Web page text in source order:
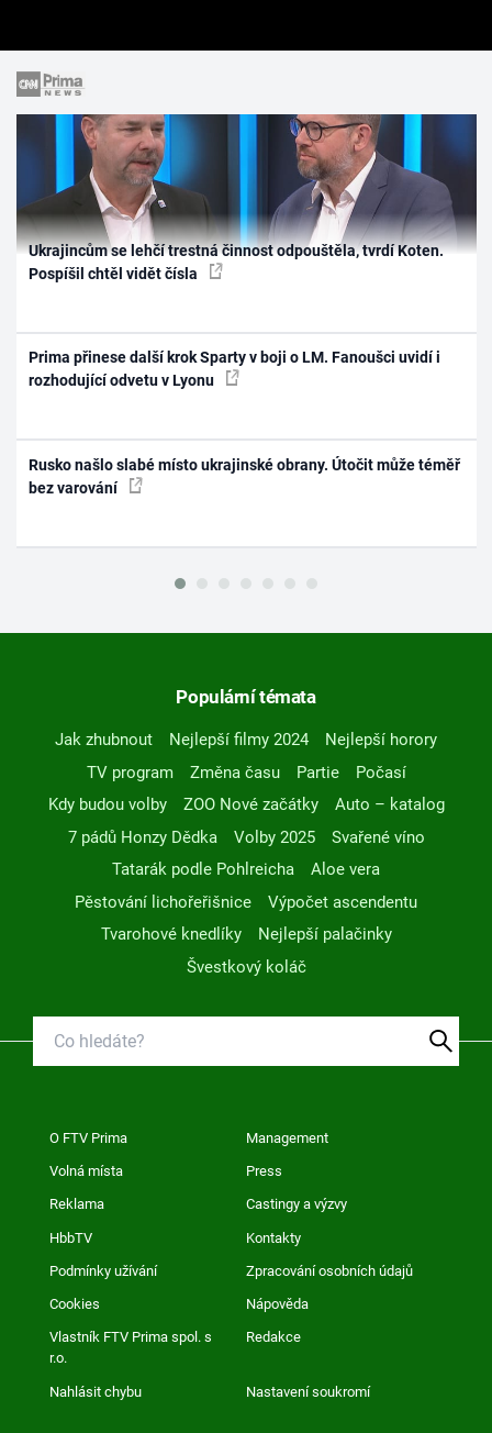
Ukrajincům se lehčí trestná činnost odpouštěla, tvrdí Koten.
Pospíšil chtěl vidět čísla
Prima přinese další krok Sparty v boji o LM. Fanoušci uvidí i
rozhodující odvetu v Lyonu
Rusko našlo slabé místo ukrajinské obrany. Útočit může téměř
bez varování
Populární témata
Jak zhubnout Nejlepší filmy 2024
Nejlepší horory
TV program
Změna času Partie
Počasí
Kdy budou volby
ZOO Nové začátky
Auto – katalog
7 pádů Honzy Dědka
Volby 2025
Svařené víno
Tatarák podle Pohlreicha
Aloe vera
Pěstování lichořeřišnice
Výpočet ascendentu
Tvarohové knedlíky
Nejlepší palačinky
Švestkový koláč
O FTV Prima Management
Volná místa Press
Reklama Castingy a výzvy
HbbTV Kontakty
Podmínky užívání Zpracování osobních údajů
Cookies Nápověda
Vlastník FTV Prima spol. s
r.o.
Redakce
Nahlásit chybu Nastavení soukromí